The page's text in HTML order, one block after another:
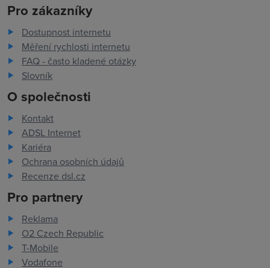
Pro zákazníky
Dostupnost internetu
Měření rychlosti internetu
FAQ - často kladené otázky
Slovník
O společnosti
Kontakt
ADSL Internet
Kariéra
Ochrana osobních údajů
Recenze dsl.cz
Pro partnery
Reklama
O2 Czech Republic
T-Mobile
Vodafone